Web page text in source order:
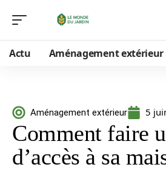
Actu Aménagement extérieur
Aménagement extérieur 5
Comment faire
d’accès à sa